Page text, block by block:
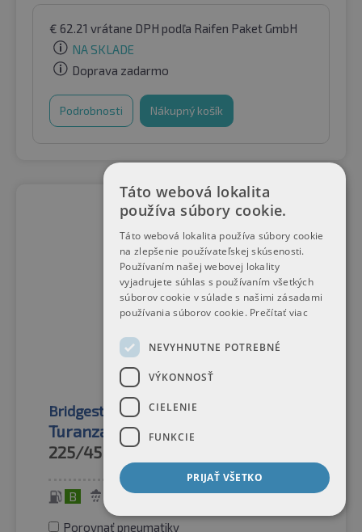
€ 62.21 vrátane DPH podľa Raifen Paket GmbH
NA SKLADE
Doprava zadarmo
Podrobnosti Nákupný košík
Bridgestone Letné pneumatiky
Turanza 6 FR Enliten
225/45R1791Y
B 69 dB
Porovnať pneumatiky
Táto webová lokalita
používa súbory cookie.
Táto webová lokalita používa súbory cookie
na zlepšenie používateľskej skúsenosti.
Používaním našej webovej lokality
vyjadrujete súhlas s používaním všetkých
súborov cookie v súlade s našimi zásadami
používania súborov cookie. Prečítať viac
NEVYHNUTNE POTREBNÉ
VÝKONNOSŤ
CIELENIE
FUNKCIE
PRIJAŤ VŠETKO